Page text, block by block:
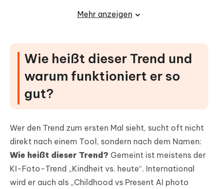
FAQs zum KI-Foto-Trend Kindheit vs.
Mehr anzeigen
Wie heißt dieser Trend und
warum funktioniert er so
gut?
Wer den Trend zum ersten Mal sieht, sucht oft nicht
direkt nach einem Tool, sondern nach dem Namen:
Wie heißt dieser Trend? Gemeint ist meistens der
KI-Foto-Trend „Kindheit vs. heute“. International
wird er auch als „Childhood vs Present AI photo